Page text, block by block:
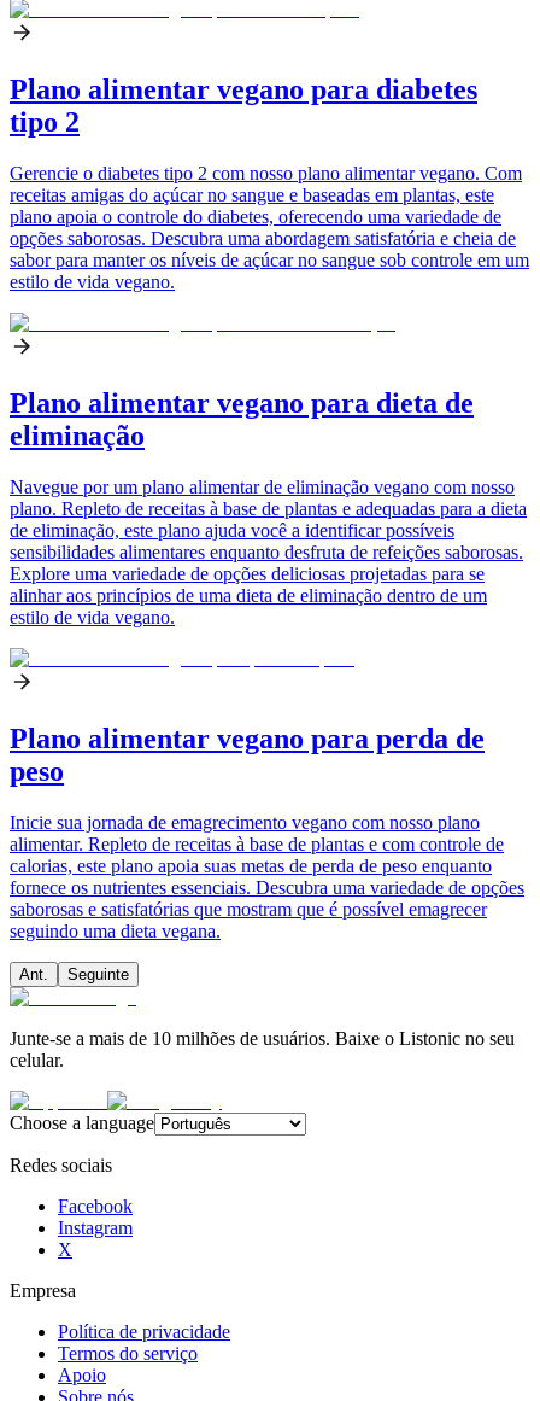
Plano alimentar vegano para diabetes
tipo 2
Gerencie o diabetes tipo 2 com nosso plano alimentar vegano. Com
receitas amigas do açúcar no sangue e baseadas em plantas, este
plano apoia o controle do diabetes, oferecendo uma variedade de
opções saborosas. Descubra uma abordagem satisfatória e cheia de
sabor para manter os níveis de açúcar no sangue sob controle em um
estilo de vida vegano.
Plano alimentar vegano para dieta de
eliminação
Navegue por um plano alimentar de eliminação vegano com nosso
plano. Repleto de receitas à base de plantas e adequadas para a dieta
de eliminação, este plano ajuda você a identificar possíveis
sensibilidades alimentares enquanto desfruta de refeições saborosas.
Explore uma variedade de opções deliciosas projetadas para se
alinhar aos princípios de uma dieta de eliminação dentro de um
estilo de vida vegano.
Plano alimentar vegano para perda de
peso
Inicie sua jornada de emagrecimento vegano com nosso plano
alimentar. Repleto de receitas à base de plantas e com controle de
calorias, este plano apoia suas metas de perda de peso enquanto
fornece os nutrientes essenciais. Descubra uma variedade de opções
saborosas e satisfatórias que mostram que é possível emagrecer
seguindo uma dieta vegana.
Ant. Seguinte
Junte-se a mais de 10 milhões de usuários. Baixe o Listonic no seu
celular.
Choose a language
Redes sociais
Facebook
Instagram
X
Empresa
Política de privacidade
Termos do serviço
Apoio
Sobre nós